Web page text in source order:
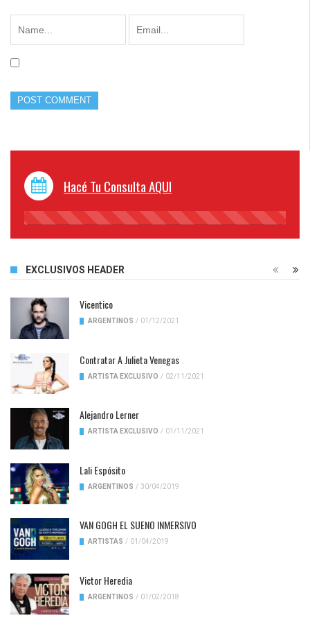
Hacé Tu Consulta AQUI
45%
EXCLUSIVOS HEADER
Vicentico
ARGENTINOS / 01/12/2021
Contratar A Julieta Venegas
ARTISTA EXCLUSIVO / 02/11/2021
Alejandro Lerner
ARTISTA EXCLUSIVO / 01/11/2021
Lali Espósito
ARGENTINOS / 30/04/2019
VAN GOGH EL SUENO INMERSIVO
ARTISTAS / 01/04/2019
Victor Heredia
ARGENTINOS / 01/02/2018